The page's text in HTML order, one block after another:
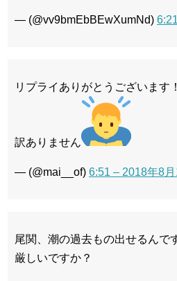
— (@vv9bmEbBEwXumNd)
リプライありがとうございま
訳ありません
— (@mai__of) 6:51 – 2018年8月
尾関、潮の過去もの出せるんで
厳しいですか？